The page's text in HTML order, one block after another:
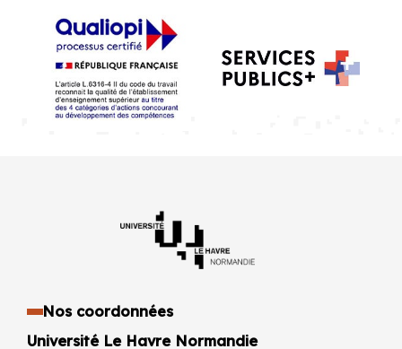
Nos coordonnées
Université Le Havre Normandie